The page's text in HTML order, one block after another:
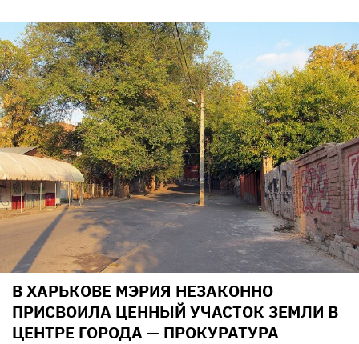
В ХАРЬКОВЕ МЭРИЯ НЕЗАКОННО
ПРИСВОИЛА ЦЕННЫЙ УЧАСТОК ЗЕМЛИ В
ЦЕНТРЕ ГОРОДА — ПРОКУРАТУРА